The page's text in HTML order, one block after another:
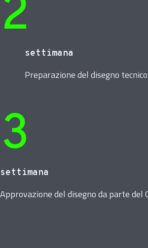
2
settimana
Preparazione del disegno
3
settimana
Approvazione del disegno da parte del